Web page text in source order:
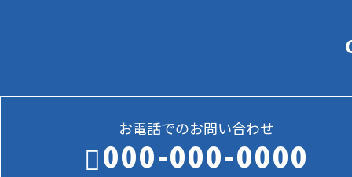
お電話でのお問い合わせ
000-000-0000